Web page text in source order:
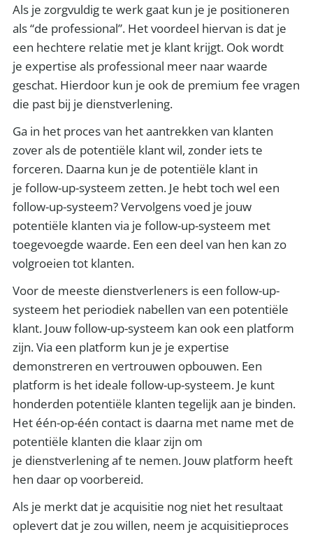
Als je zorgvuldig te werk gaat kun je je positioneren
als “de professional”. Het voordeel hiervan is dat je
een hechtere relatie met je klant krijgt. Ook wordt
je expertise als professional meer naar waarde
geschat. Hierdoor kun je ook de premium fee vragen
die past bij je dienstverlening.
Ga in het proces van het aantrekken van klanten
zover als de potentiële klant wil, zonder iets te
forceren. Daarna kun je de potentiële klant in
je follow-up-systeem zetten. Je hebt toch wel een
follow-up-systeem? Vervolgens voed je jouw
potentiële klanten via je follow-up-systeem met
toegevoegde waarde. Een een deel van hen kan zo
volgroeien tot klanten.
Voor de meeste dienstverleners is een follow-up-
systeem het periodiek nabellen van een potentiële
klant. Jouw follow-up-systeem kan ook een platform
zijn. Via een platform kun je je expertise
demonstreren en vertrouwen opbouwen. Een
platform is het ideale follow-up-systeem. Je kunt
honderden potentiële klanten tegelijk aan je binden.
Het één-op-één contact is daarna met name met de
potentiële klanten die klaar zijn om
je dienstverlening af te nemen. Jouw platform heeft
hen daar op voorbereid.
Als je merkt dat je acquisitie nog niet het resultaat
oplevert dat je zou willen, neem je acquisitieproces